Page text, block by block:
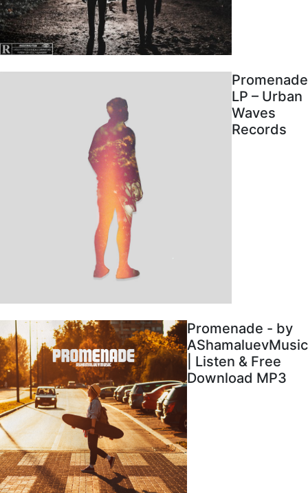
Promenade
LP – Urban
Waves
Records
Promenade - by
AShamaluevMusic
| Listen & Free
Download MP3